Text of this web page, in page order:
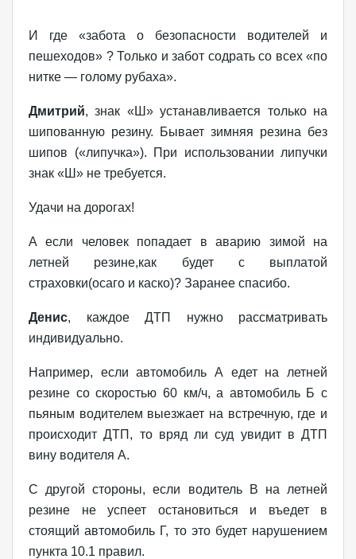
И где «забота о безопасности водителей и
пешеходов» ? Только и забот содрать со всех «по
нитке — голому рубаха».
Дмитрий, знак «Ш» устанавливается только на
шипованную резину. Бывает зимняя резина без
шипов («липучка»). При использовании липучки
знак «Ш» не требуется.
Удачи на дорогах!
А если человек попадает в аварию зимой на
летней резине,как будет с выплатой
страховки(осаго и каско)? Заранее спасибо.
Денис, каждое ДТП нужно рассматривать
индивидуально.
Например, если автомобиль А едет на летней
резине со скоростью 60 км/ч, а автомобиль Б с
пьяным водителем выезжает на встречную, где и
происходит ДТП, то вряд ли суд увидит в ДТП
вину водителя А.
С другой стороны, если водитель В на летней
резине не успеет остановиться и въедет в
стоящий автомобиль Г, то это будет нарушением
пункта 10.1 правил.